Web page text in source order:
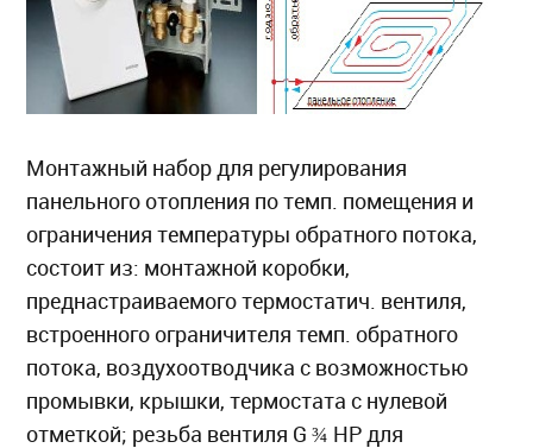
Монтажный набор для регулирования
панельного отопления по темп. помещения и
ограничения температуры обратного потока,
состоит из: монтажной коробки,
преднастраиваемого термостатич. вентиля,
встроенного ограничителя темп. обратного
потока, воздухоотводчика с возможностью
промывки, крышки, термостата с нулевой
отметкой; резьба вентиля G ¾ НР для